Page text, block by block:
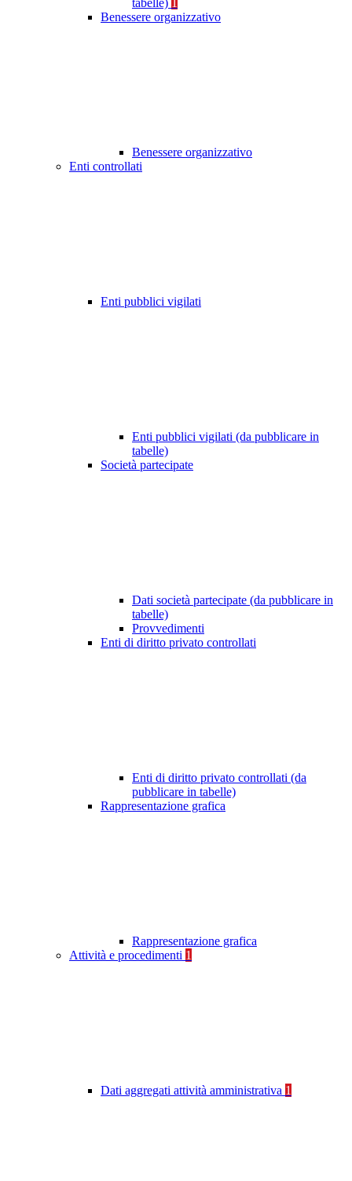
tabelle)
Benessere organizzativo
Benessere organizzativo
Enti controllati
Enti pubblici vigilati
Enti pubblici vigilati (da pubblicare in
tabelle)
Società partecipate
Dati società partecipate (da pubblicare in
tabelle)
Provvedimenti
Enti di diritto privato controllati
Enti di diritto privato controllati (da
pubblicare in tabelle)
Rappresentazione grafica
Rappresentazione grafica
Attività e procedimenti 1
Dati aggregati attività amministrativa 1